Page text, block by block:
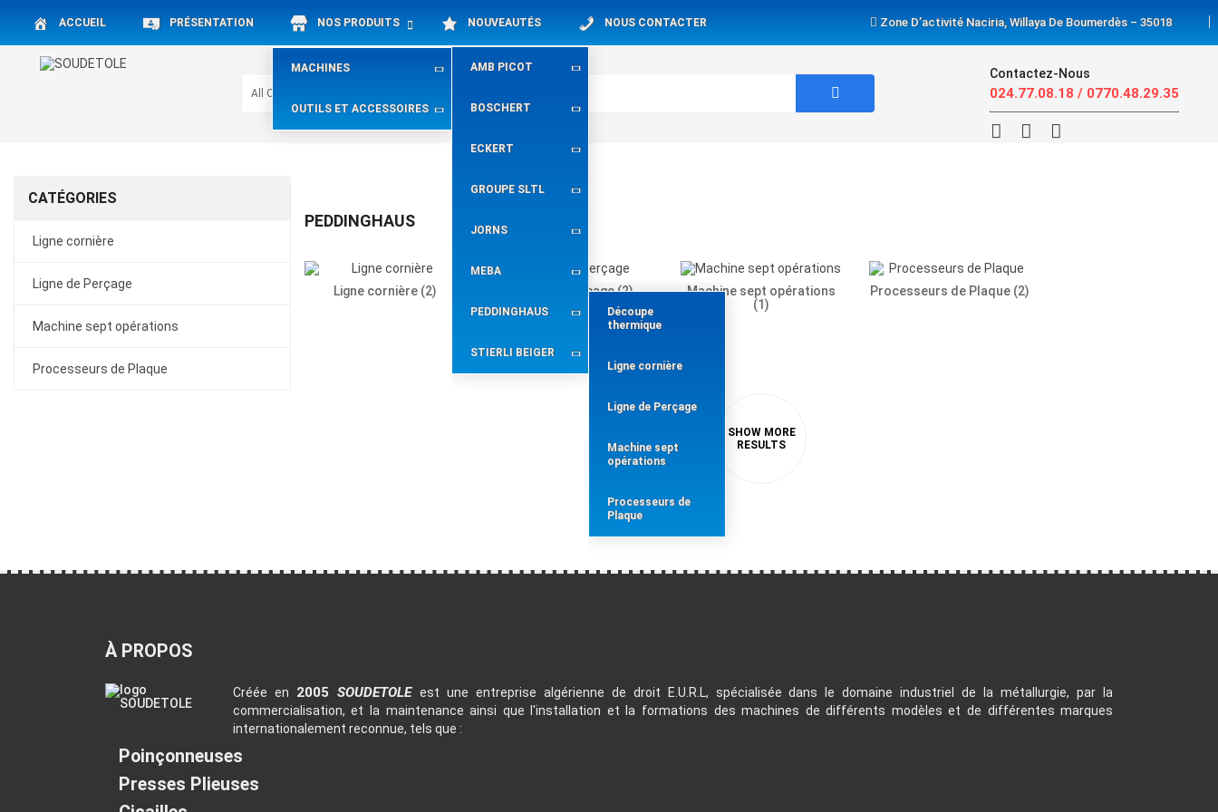
ACCUEIL PRÉSENTATION NOS PRODUITS
MACHINES AMB PICOT
BOSCHERT
ECKERT
GROUPE SLTL
JORNS
MEBA
PEDDINGHAUS
Découpe
thermique
Ligne cornière
Ligne de Perçage
Machine sept
opérations
Processeurs de
Plaque
STIERLI BEIGER
OUTILS ET ACCESSOIRES
NOUVEAUTÉS NOUS CONTACTER Zone D’activité Naciria, Willaya De Boumerdès – 35018
Contactez-Nous
024.77.08.18 / 0770.48.29.35
CATÉGORIES
Ligne cornière
Ligne de Perçage
Machine sept opérations
Processeurs de Plaque
PEDDINGHAUS
Ligne cornière (2) Ligne de Perçage(2)
Machine sept opérations
(1)
Processeurs de Plaque (2)
À PROPOS
Créée en 2005 SOUDETOLE est une entreprise algérienne de droit E.U.R.L, spécialisée dans le domaine industriel de la métallurgie, par la
commercialisation, et la maintenance ainsi que l'installation et la formations des machines de différents modèles et de différentes marques
internationalement reconnue, tels que :
Poinçonneuses
Presses Plieuses